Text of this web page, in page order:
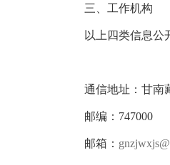
三、工作机构
以上四类信息公
通信地址：甘南
邮编：747000
邮箱：